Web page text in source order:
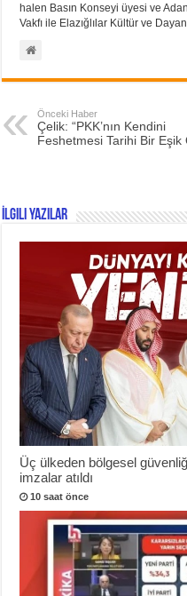
halen Basın Konseyi üyesi ve
Vakfı ile Elazığlılar Kültür ve
Önceki Haber
Çelik: “PKK’nın Kendini
Feshetmesi Tarihi Bir Eşik
İlgili Yazılar
Üç ülkeden bölgesel
imzalar atıldı
10 saat önce